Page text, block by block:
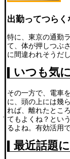
出勤ってつらく
特に、東京の通勤
て、体が押しつぶ
に間違われそうだ
いつも気
その一方で、電車
に、頭の上には幾
れば、離れたとこ
てもよくね？とい
るよね。有効活用
最近話題